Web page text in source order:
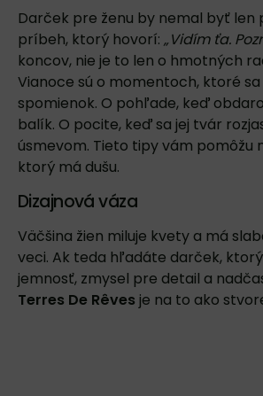
Darček pre ženu by nemal byť len
príbeh, ktorý hovorí: „Vidím ťa.
koncov, nie je to len o hmotných
Vianoce sú o momentoch, ktoré
spomienok. O pohľade, keď
balík. O pocite, keď sa jej tvár
úsmevom. Tieto tipy vám pomôžu
ktorý má dušu.
Dizajnová váza
Väčšina žien miluje kvety a má
veci. Ak teda hľadáte darček,
jemnosť, zmysel pre detail a
Terres De Rêves je na to ako